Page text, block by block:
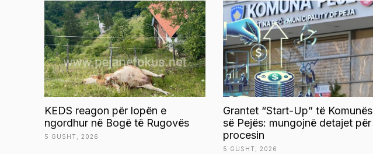
KEDS reagon për lopën e
ngordhur në Bogë të Rugovës
5 GUSHT, 2026
Grantet “Start-Up” të Komunës
së Pejës: mungojnë detajet për
procesin
5 GUSHT, 2026